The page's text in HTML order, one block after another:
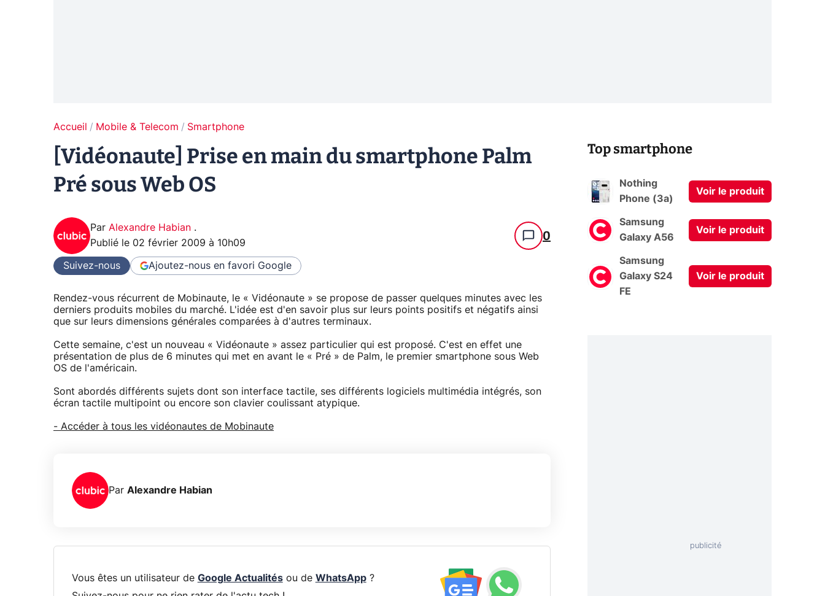
Accueil Mobile & Telecom Smartphone
[Vidéonaute] Prise en main du smartphone Palm
Pré sous Web OS
Par Alexandre Habian .
Publié le 02 février 2009 à 10h09 0
Suivez-nous Ajoutez-nous en favori Google
Rendez-vous récurrent de Mobinaute, le « Vidéonaute » se propose de passer quelques minutes avec les
derniers produits mobiles du marché. L'idée est d'en savoir plus sur leurs points positifs et négatifs ainsi
que sur leurs dimensions générales comparées à d'autres terminaux.
Cette semaine, c'est un nouveau « Vidéonaute » assez particulier qui est proposé. C'est en effet une
présentation de plus de 6 minutes qui met en avant le « Pré » de Palm, le premier smartphone sous Web
OS de l'américain.
Sont abordés différents sujets dont son interface tactile, ses différents logiciels multimédia intégrés, son
écran tactile multipoint ou encore son clavier coulissant atypique.
- Accéder à tous les vidéonautes de Mobinaute
Par Alexandre Habian
Vous êtes un utilisateur de Google Actualitésou de WhatsApp?
Top smartphone
Nothing
Phone (3a)
Voir le produit
Samsung
Galaxy A56
Voir le produit
Samsung
Galaxy S24
FE
Voir le produit